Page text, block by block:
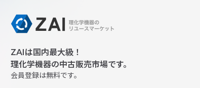
ZAIは国内最大級！
理化学機器の中古販売市場です。
会員登録は無料です。